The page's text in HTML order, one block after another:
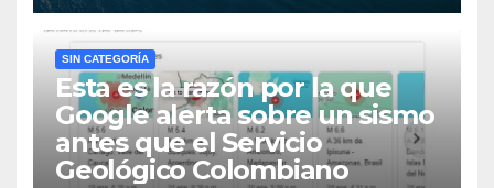
SIN CATEGORÍA
Esta es la razón por la que
Google alerta sobre un sismo
antes que el Servicio
Geológico Colombiano